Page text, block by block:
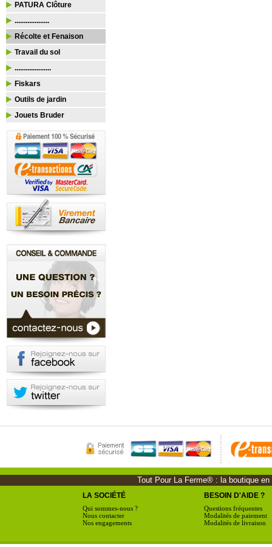
PATURA Clôture
...................
Récolte et Fenaison
Travail du sol
....................
Fiskars
Outils de jardin
Jouets Bruder
Tout Pour La Ferme® : la boutique
LA SOCIÉTÉ
Qui sommes-nous ?
Nous contacter
Nos engagements
BESOIN D'AIDE ?
Questions fréquentes
Modalités de paiement
Modalités de livraison